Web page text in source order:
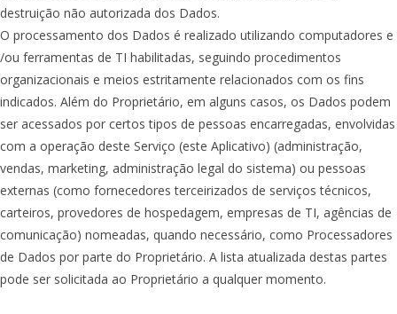
destruição não autorizada dos Dados.
O processamento dos Dados é realizado utilizando computadores e
/ou ferramentas de TI habilitadas, seguindo procedimentos
organizacionais e meios estritamente relacionados com os fins
indicados. Além do Proprietário, em alguns casos, os Dados podem
ser acessados por certos tipos de pessoas encarregadas, envolvidas
com a operação deste Serviço (este Aplicativo) (administração,
vendas, marketing, administração legal do sistema) ou pessoas
externas (como fornecedores terceirizados de serviços técnicos,
carteiros, provedores de hospedagem, empresas de TI, agências de
comunicação) nomeadas, quando necessário, como Processadores
de Dados por parte do Proprietário. A lista atualizada destas partes
pode ser solicitada ao Proprietário a qualquer momento.